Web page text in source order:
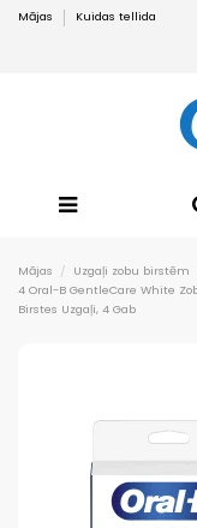
Mājas
Kuidas tellida
Mājas Uzgaļi zobu birstēm
4 Oral-B GentleCare White
Birstes Uzgaļi, 4 Gab